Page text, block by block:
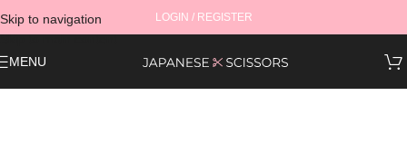
Skip to navigation
Skip to main content
LOGIN / REGISTER
MENU